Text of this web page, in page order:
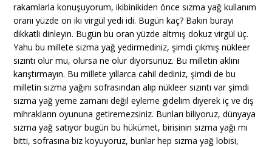
rakamlarla konuşuyorum, ikibinikiden önce sızma yağ kullanım
oranı yüzde on iki virgül yedi idi. Bugün kaç? Bakın burayı
dikkatli dinleyin. Bugün bu oran yüzde altmış dokuz virgül üç.
Yahu bu millete sızma yağ yedirmediniz, şimdi çıkmış nükleer
sızıntı olur mu, olursa ne olur diyorsunuz. Bu milletin aklını
karıştırmayın. Bu millete yıllarca cahil dediniz, şimdi de bu
milletin sızma yağını sofrasından alıp nükleer sızıntı var şimdi
sızma yağ yeme zamanı değil eyleme gidelim diyerek iç ve dış
mihrakların oyununa getiremezsiniz. Bunları biliyoruz, dünyaya
sızma yağ satıyor bugün bu hükümet, birisinin sızma yağı mı
bitti, sofrasına biz koyuyoruz, bunlar hep sızma yağ lobisi,